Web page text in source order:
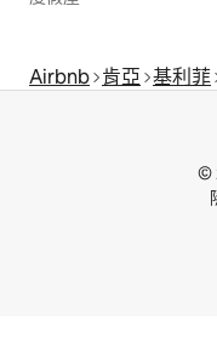
Airbnb 肯亞 基利菲
©